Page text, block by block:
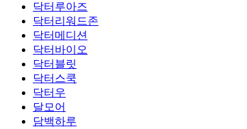
닥터루아즈
닥터리워드존
닥터메디션
닥터바이오
닥터블릿
닥터스쿡
닥터우
달모어
담백하루